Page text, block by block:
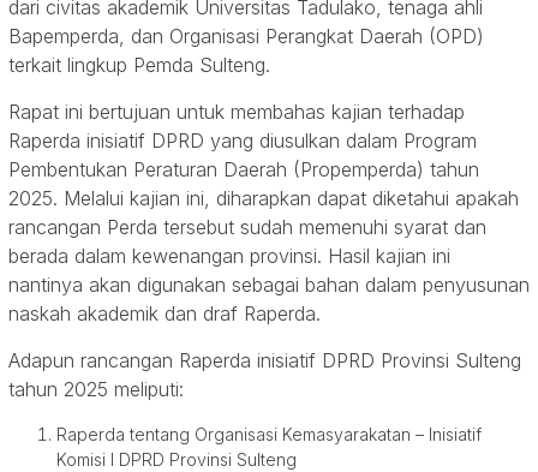
dari civitas akademik Universitas Tadulako, tenaga ahli
Bapemperda, dan Organisasi Perangkat Daerah (OPD)
terkait lingkup Pemda Sulteng.
Rapat ini bertujuan untuk membahas kajian terhadap
Raperda inisiatif DPRD yang diusulkan dalam Program
Pembentukan Peraturan Daerah (Propemperda) tahun
2025. Melalui kajian ini, diharapkan dapat diketahui apakah
rancangan Perda tersebut sudah memenuhi syarat dan
berada dalam kewenangan provinsi. Hasil kajian ini
nantinya akan digunakan sebagai bahan dalam penyusunan
naskah akademik dan draf Raperda.
Adapun rancangan Raperda inisiatif DPRD Provinsi Sulteng
tahun 2025 meliputi:
Raperda tentang Organisasi Kemasyarakatan – Inisiatif
Komisi I DPRD Provinsi Sulteng